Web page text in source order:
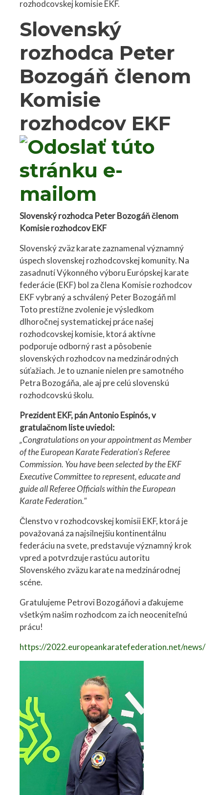
rozhodcovskej komisie EKF.
Slovenský
rozhodca Peter
Bozogáň členom
Komisie
rozhodcov EKF
Slovenský rozhodca Peter Bozogáň členom
Komisie rozhodcov EKF
Slovenský zväz karate zaznamenal významný
úspech slovenskej rozhodcovskej komunity. Na
zasadnutí Výkonného výboru Európskej karate
federácie (EKF) bol za člena Komisie rozhodcov
EKF vybraný a schválený Peter Bozogáň ml
Toto prestížne zvolenie je výsledkom
dlhoročnej systematickej práce našej
rozhodcovskej komisie, ktorá aktívne
podporuje odborný rast a pôsobenie
slovenských rozhodcov na medzinárodných
súťažiach. Je to uznanie nielen pre samotného
Petra Bozogáňa, ale aj pre celú slovenskú
rozhodcovskú školu.
Prezident EKF, pán Antonio Espinós, v
gratulačnom liste uviedol:
„Congratulations on your appointment as Member
of the European Karate Federation's Referee
Commission. You have been selected by the EKF
Executive Committee to represent, educate and
guide all Referee Officials within the European
Karate Federation."
Členstvo v rozhodcovskej komisii EKF, ktorá je
považovaná za najsilnejšiu kontinentálnu
federáciu na svete, predstavuje významný krok
vpred a potvrdzuje rastúcu autoritu
Slovenského zväzu karate na medzinárodnej
scéne.
Gratulujeme Petrovi Bozogáňovi a ďakujeme
všetkým našim rozhodcom za ich neoceniteľnú
prácu!
https://2022.europeankaratefederation.net/news/